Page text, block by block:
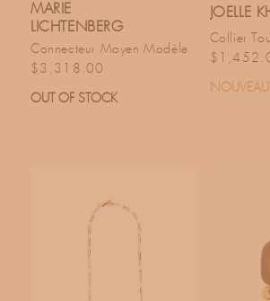
MARIE
LICHTENBERG
Connecteur Moyen Modèle
Prix habituel
$3,318.00
OUT OF STOCK
JOELLE
Collier
Prix